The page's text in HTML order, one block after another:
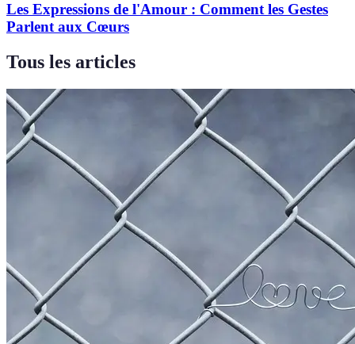
Les Expressions de l'Amour : Comment les Gestes
Parlent aux Cœurs
Tous les articles